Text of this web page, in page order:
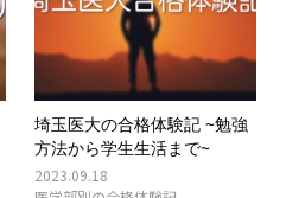
埼玉医大の合格体験記 ~勉強
方法から学生生活まで~
2023.09.18